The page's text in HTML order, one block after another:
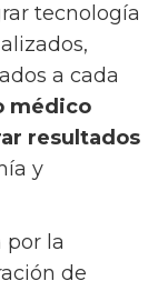
tecnología
a cada
médico
resultados
y
por la
de